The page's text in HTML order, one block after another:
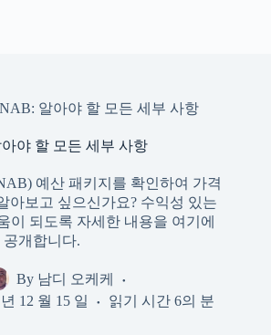
알아야 할 모든 세부 사항
야 할 모든 세부 사항
예산 패키지를 확인하여 가격
아보고 싶으신가요? 수익성 있는
이 되도록 자세한 내용을 여기에
공개합니다.
By 남디 오케케
12 월 15 일 읽기 시간 6의 분